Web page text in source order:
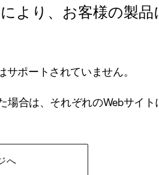
より、お客様の製
ポートされていません。
場合は、それぞれのWebサイ
へ